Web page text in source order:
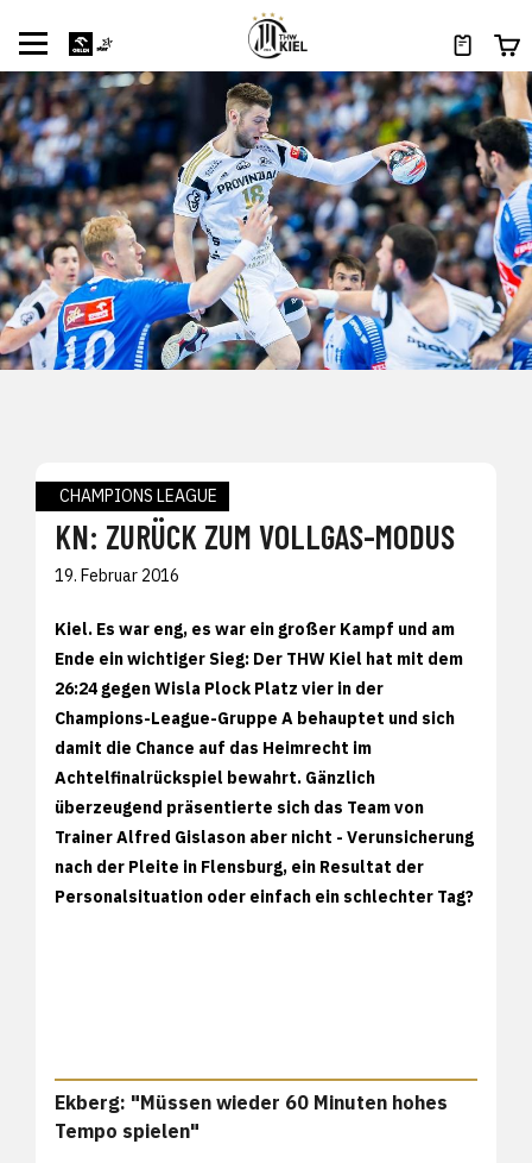
CHAMPIONS LEAGUE
KN: ZURÜCK ZUM VOLLGAS-MODUS
19. Februar 2016
Kiel. Es war eng, es war ein großer Kampf und am
Ende ein wichtiger Sieg: Der THW Kiel hat mit dem
26:24 gegen Wisla Plock Platz vier in der
Champions-League-Gruppe A behauptet und sich
damit die Chance auf das Heimrecht im
Achtelfinalrückspiel bewahrt. Gänzlich
überzeugend präsentierte sich das Team von
Trainer Alfred Gislason aber nicht - Verunsicherung
nach der Pleite in Flensburg, ein Resultat der
Personalsituation oder einfach ein schlechter Tag?
Ekberg: "Müssen wieder 60 Minuten hohes
Tempo spielen"